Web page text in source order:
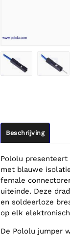
Beschrijving
Pololu presenteert
met blauwe
female
uiteinde. Deze
en soldeerloze
op elk
De Pololu jumper